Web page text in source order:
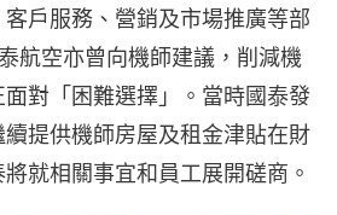
戶服務、營銷及市場推廣等部
航空亦曾向機師建議，削減機
對「困難選擇」。當時國泰發
提供機師房屋及租金津貼在財
就相關事宜和員工展開磋商。